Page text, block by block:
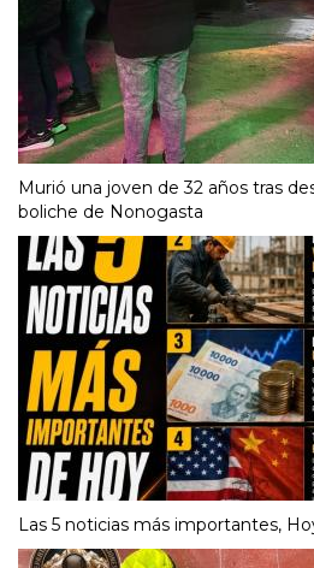
Murió una joven de 32 años tras
boliche de Nonogasta
Las 5 noticias más importantes,